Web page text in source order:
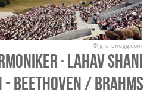
© grafenegg.com
· Lahav Shani
/ BRAHMS